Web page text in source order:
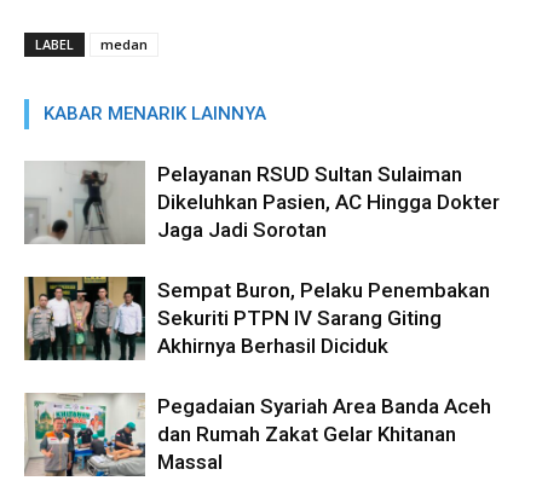
LABEL medan
KABAR MENARIK LAINNYA
Pelayanan RSUD Sultan Sulaiman
Dikeluhkan Pasien, AC Hingga Dokter
Jaga Jadi Sorotan
Sempat Buron, Pelaku Penembakan
Sekuriti PTPN IV Sarang Giting
Akhirnya Berhasil Diciduk
Pegadaian Syariah Area Banda Aceh
dan Rumah Zakat Gelar Khitanan
Massal